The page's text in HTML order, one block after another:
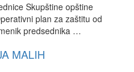
Skupštine opštine
plan za zaštitu od
predsednika …
MALIH